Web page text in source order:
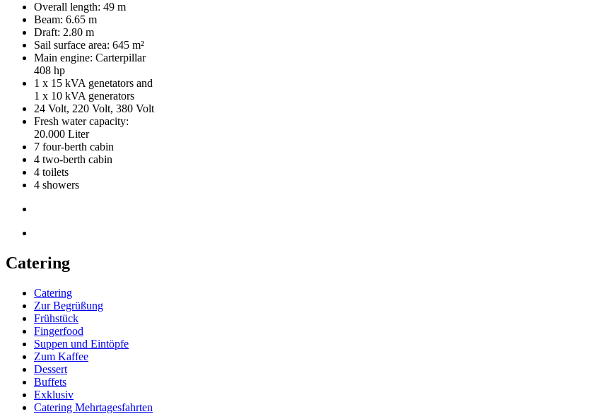
Overall length: 49 m
Beam: 6.65 m
Draft: 2.80 m
Sail surface area: 645 m²
Main engine: Carterpillar
408 hp
1 x 15 kVA genetators and
1 x 10 kVA generators
24 Volt, 220 Volt, 380 Volt
Fresh water capacity:
20.000 Liter
7 four-berth cabin
4 two-berth cabin
4 toilets
4 showers
Catering
Catering
Zur Begrüßung
Frühstück
Fingerfood
Suppen und Eintöpfe
Zum Kaffee
Dessert
Buffets
Exklusiv
Catering Mehrtagesfahrten